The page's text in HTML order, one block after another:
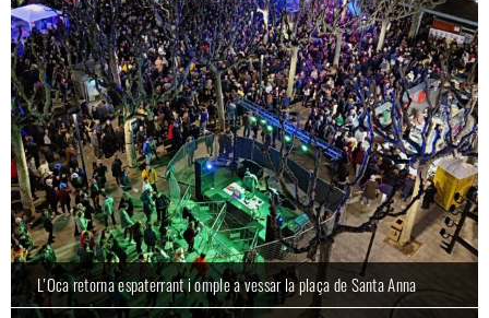
L’Oca retorna espaterrant i omple a vessar la plaça de Santa Anna